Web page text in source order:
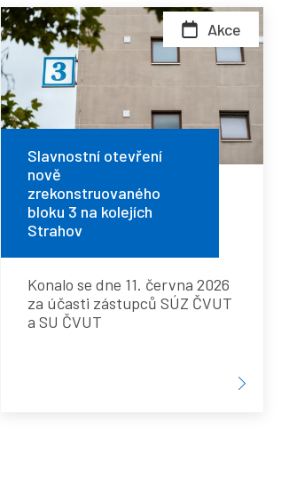
Slavnostní
otevření
nově
zrekonstruovaného
bloku
3
na
kolejích
Slavnostní otevření
nově
zrekonstruovaného
bloku 3 na kolejích
Strahov
Konalo se dne 11. června 2026
za účasti zástupců SÚZ ČVUT
a SU ČVUT
Akce